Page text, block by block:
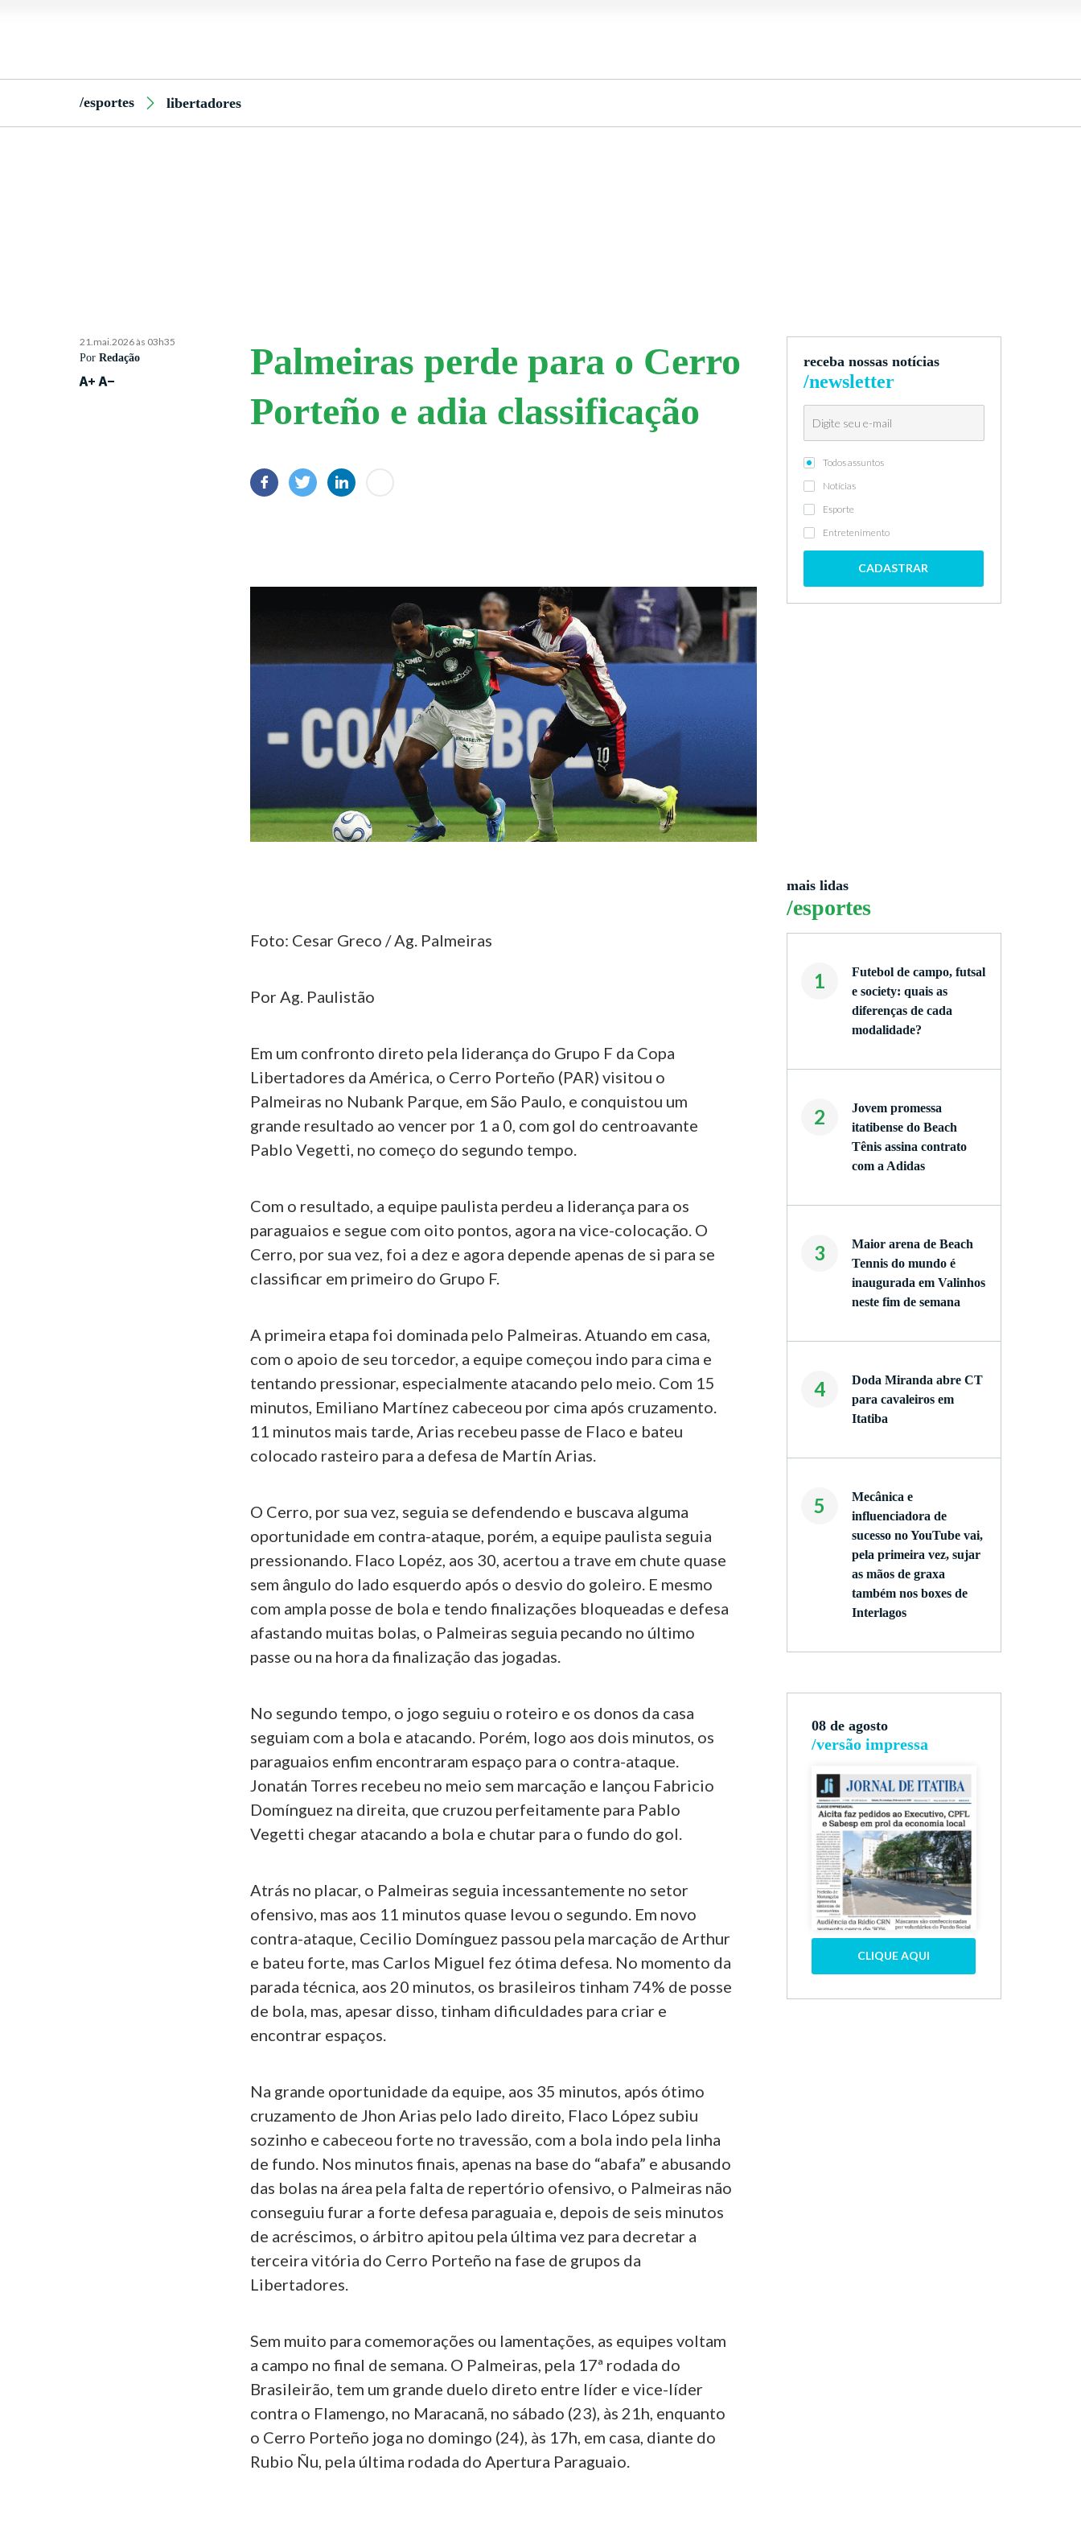
/esportes libertadores
21.mai.2026 às 03h35
PorRedação
Palmeiras perde para o Cerro
Porteño e adia classificação
Foto: Cesar Greco / Ag. Palmeiras
Por Ag. Paulistão
Em um confronto direto pela liderança do Grupo F da Copa
Libertadores da América, o Cerro Porteño (PAR) visitou o
Palmeiras no Nubank Parque, em São Paulo, e conquistou um
grande resultado ao vencer por 1 a 0, com gol do centroavante
Pablo Vegetti, no começo do segundo tempo.
Com o resultado, a equipe paulista perdeu a liderança para os
paraguaios e segue com oito pontos, agora na vice-colocação. O
Cerro, por sua vez, foi a dez e agora depende apenas de si para se
classificar em primeiro do Grupo F.
A primeira etapa foi dominada pelo Palmeiras. Atuando em casa,
com o apoio de seu torcedor, a equipe começou indo para cima e
tentando pressionar, especialmente atacando pelo meio. Com 15
minutos, Emiliano Martínez cabeceou por cima após cruzamento.
11 minutos mais tarde, Arias recebeu passe de Flaco e bateu
colocado rasteiro para a defesa de Martín Arias.
O Cerro, por sua vez, seguia se defendendo e buscava alguma
oportunidade em contra-ataque, porém, a equipe paulista seguia
pressionando. Flaco Lopéz, aos 30, acertou a trave em chute quase
sem ângulo do lado esquerdo após o desvio do goleiro. E mesmo
com ampla posse de bola e tendo finalizações bloqueadas e defesa
afastando muitas bolas, o Palmeiras seguia pecando no último
passe ou na hora da finalização das jogadas.
No segundo tempo, o jogo seguiu o roteiro e os donos da casa
seguiam com a bola e atacando. Porém, logo aos dois minutos, os
paraguaios enfim encontraram espaço para o contra-ataque.
Jonatán Torres recebeu no meio sem marcação e lançou Fabricio
Domínguez na direita, que cruzou perfeitamente para Pablo
Vegetti chegar atacando a bola e chutar para o fundo do gol.
Atrás no placar, o Palmeiras seguia incessantemente no setor
ofensivo, mas aos 11 minutos quase levou o segundo. Em novo
contra-ataque, Cecilio Domínguez passou pela marcação de Arthur
e bateu forte, mas Carlos Miguel fez ótima defesa. No momento da
parada técnica, aos 20 minutos, os brasileiros tinham 74% de posse
de bola, mas, apesar disso, tinham dificuldades para criar e
encontrar espaços.
Na grande oportunidade da equipe, aos 35 minutos, após ótimo
cruzamento de Jhon Arias pelo lado direito, Flaco López subiu
sozinho e cabeceou forte no travessão, com a bola indo pela linha
de fundo. Nos minutos finais, apenas na base do “abafa” e abusando
das bolas na área pela falta de repertório ofensivo, o Palmeiras não
conseguiu furar a forte defesa paraguaia e, depois de seis minutos
de acréscimos, o árbitro apitou pela última vez para decretar a
terceira vitória do Cerro Porteño na fase de grupos da
Libertadores.
Sem muito para comemorações ou lamentações, as equipes voltam
a campo no final de semana. O Palmeiras, pela 17ª rodada do
Brasileirão, tem um grande duelo direto entre líder e vice-líder
contra o Flamengo, no Maracanã, no sábado (23), às 21h, enquanto
o Cerro Porteño joga no domingo (24), às 17h, em casa, diante do
Rubio Ñu, pela última rodada do Apertura Paraguaio.
receba nossas notícias
/newsletter
Todos assuntos
Notícias
Esporte
Entretenimento
CADASTRAR
mais lidas
/esportes
1
Futebol de campo, futsal
e society: quais as
diferenças de cada
modalidade?
2
Jovem promessa
itatibense do Beach
Tênis assina contrato
com a Adidas
3
Maior arena de Beach
Tennis do mundo é
inaugurada em Valinhos
neste fim de semana
4
Doda Miranda abre CT
para cavaleiros em
Itatiba
5
Mecânica e
influenciadora de
sucesso no YouTube vai,
pela primeira vez, sujar
as mãos de graxa
também nos boxes de
Interlagos
08 de agosto
/versão impressa
CLIQUE AQUI